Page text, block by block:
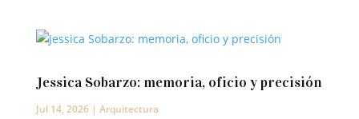
Jessica Sobarzo: memoria, oficio y precisión
Jul 14, 2026| Arquitectura